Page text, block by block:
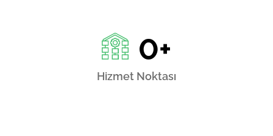
0+
Hizmet Noktası